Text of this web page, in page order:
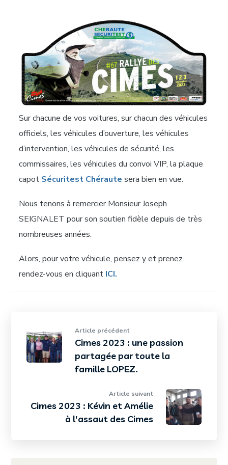
Sur chacune de vos voitures, sur chacun des véhicules
officiels, les véhicules d’ouverture, les véhicules
d’intervention, les véhicules de sécurité, les
commissaires, les véhicules du convoi VIP, la plaque
capot Sécuritest Chéraute sera bien en vue.
Nous tenons à remercier Monsieur Joseph
SEIGNALET pour son soutien fidèle depuis de très
nombreuses années.
Alors, pour votre véhicule, pensez y et prenez
rendez-vous en cliquant ICI.
Article précédent
Cimes 2023 : une passion
partagée par toute la
famille LOPEZ.
Article suivant
Cimes 2023 : Kévin et Amélie
à l'assaut des Cimes